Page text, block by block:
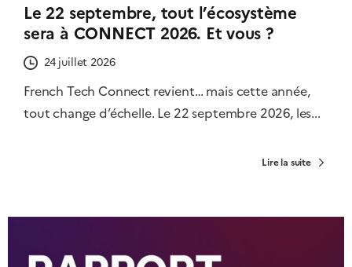
Le 22 septembre, tout l’écosystème
sera à CONNECT 2026. Et vous ?
24 juillet 2026
French Tech Connect revient… mais cette année,
tout change d’échelle. Le 22 septembre 2026, les...
Lire la suite